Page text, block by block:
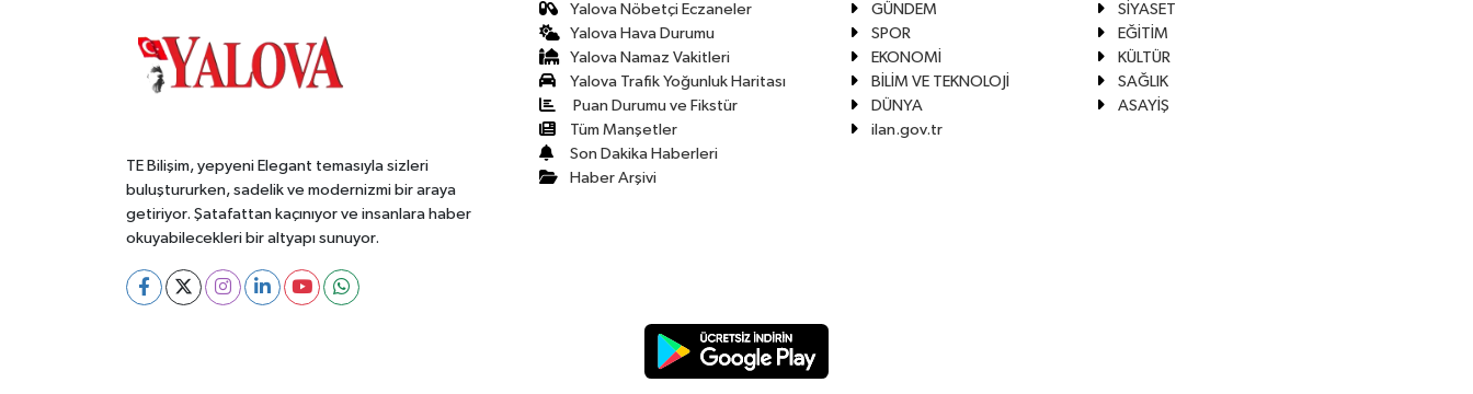
TE Bilişim, yepyeni Elegant temasıyla sizleri
buluştururken, sadelik ve modernizmi bir araya
getiriyor. Şatafattan kaçınıyor ve insanlara haber
okuyabilecekleri bir altyapı sunuyor.
Yalova Nöbetçi Eczaneler
Yalova Hava Durumu
Yalova Namaz Vakitleri
Yalova Trafik Yoğunluk Haritası
Puan Durumu ve Fikstür
Tüm Manşetler
Son Dakika Haberleri
Haber Arşivi
GÜNDEM
SİYASET
SPOR
EĞİTİM
EKONOMİ
KÜLTÜR
BİLİM VE TEKNOLOJİ
SAĞLIK
DÜNYA
ASAYİŞ
ilan.gov.tr